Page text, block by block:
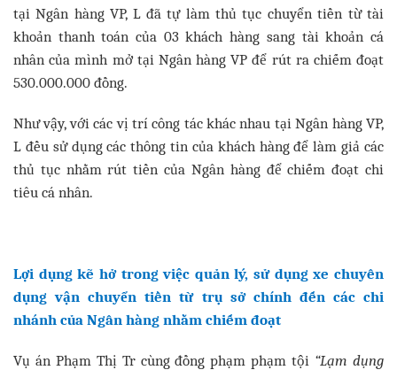
tại Ngân hàng VP, L đã tự làm thủ tục chuyển tiền từ tài
khoản thanh toán của 03 khách hàng sang tài khoản cá
nhân của mình mở tại Ngân hàng VP để rút ra chiếm đoạt
530.000.000 đồng.
Như vậy, với các vị trí công tác khác nhau tại Ngân hàng VP,
L đều sử dụng các thông tin của khách hàng để làm giả các
thủ tục nhằm rút tiền của Ngân hàng để chiếm đoạt chi
tiêu cá nhân.
Lợi dụng kẽ hở trong việc quản lý, sử dụng xe chuyên
dụng vận chuyển tiền từ trụ sở chính đến các chi
nhánh của Ngân hàng nhằm chiếm đoạt
Vụ án Phạm Thị Tr cùng đồng phạm phạm tội “Lạm dụng